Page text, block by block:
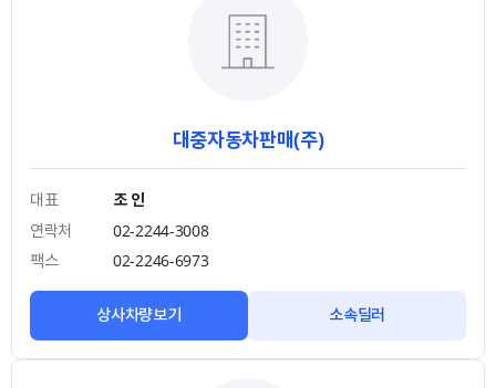
대중자동차판매(주)
대표
조 인
연락처
02-2244-3008
팩스
02-2246-6973
상사차량보기 소속딜러